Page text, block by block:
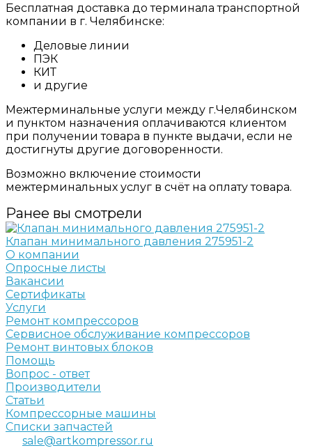
Бесплатная доставка до терминала транспортной
компании в г. Челябинске:
Деловые линии
ПЭК
КИТ
и другие
Межтерминальные услуги между г.Челябинском
и пунктом назначения оплачиваются клиентом
при получении товара в пункте выдачи, если не
достигнуты другие договоренности.
Возможно включение стоимости
межтерминальных услуг в счёт на оплату товара.
Ранее вы смотрели
Клапан минимального давления 275951-2
О компании
Опросные листы
Вакансии
Сертификаты
Услуги
Ремонт компрессоров
Сервисное обслуживание компрессоров
Ремонт винтовых блоков
Помощь
Вопрос - ответ
Производители
Статьи
Компрессорные машины
Списки запчастей
sale@artkompressor.ru